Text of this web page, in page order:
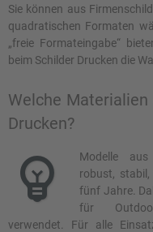
Sie können aus
quadratischen Formaten
„freie Formateingabe“
Welche
Drucken?
Modelle aus
robust, stabil, witterungsbeständig und halten bis zu
fünf Jahre. Daher werden sie
für Outdoor-
verwendet. Für alle